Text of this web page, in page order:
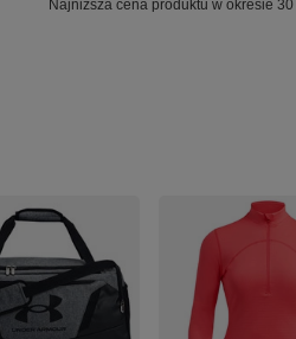
Najniższa cena produktu w okresie